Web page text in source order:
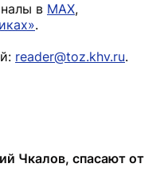
в MAX,
.
reader@toz.khv.ru.
Чкалов, спасают от